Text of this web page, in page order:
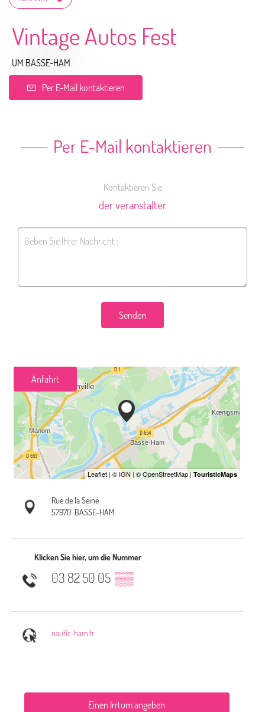
Vintage Autos Fest
UM BASSE-HAM
Per E-Mail kontaktieren
Per E-Mail kontaktieren
Kontaktieren Sie
der veranstalter
Senden
Anfahrt
Rue de la Seine
57970 BASSE-HAM
Klicken Sie hier, um die Nummer
03 82 50 05 ▒▒
nautic-ham.fr
Einen Irrtum angeben